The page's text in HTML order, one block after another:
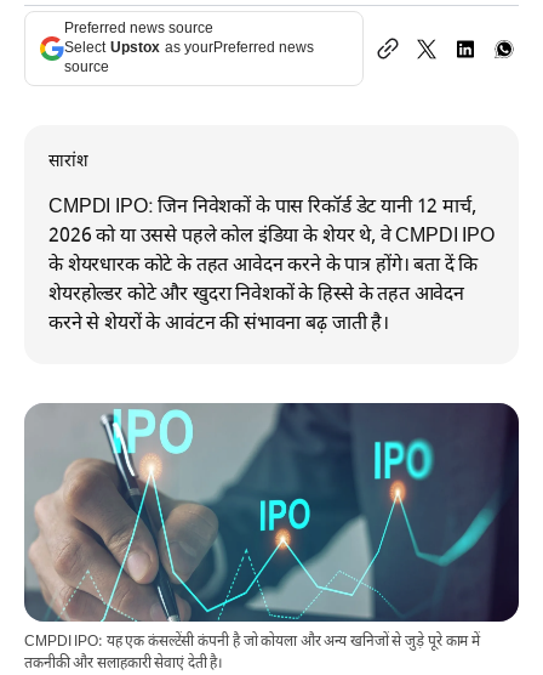
Preferred news source
Select Upstox as yourPreferred news
source
सारांश
CMPDI IPO: जिन निवेशकों के पास रिकॉर्ड डेट यानी 12 मार्च,
2026 को या उससे पहले कोल इंडिया के शेयर थे, वे CMPDI IPO
के शेयरधारक कोटे के तहत आवेदन करने के पात्र होंगे। बता दें कि
शेयरहोल्डर कोटे और खुदरा निवेशकों के हिस्से के तहत आवेदन
करने से शेयरों के आवंटन की संभावना बढ़ जाती है।
CMPDI IPO: यह एक कंसल्टेंसी कंपनी है जो कोयला और अन्य खनिजों से जुड़े पूरे काम में
तकनीकी और सलाहकारी सेवाएं देती है।